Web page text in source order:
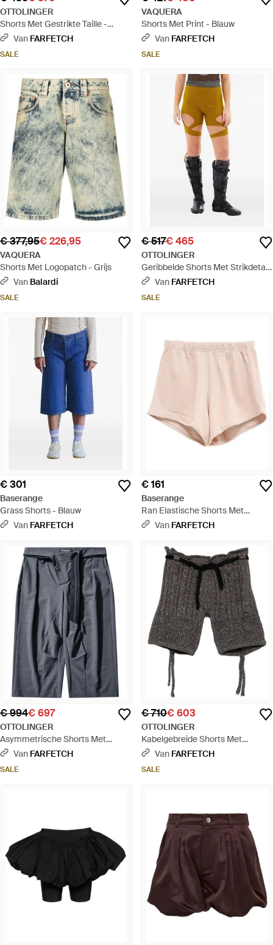
OTTOLINGER
Shorts Met Gestrikte Taille -
Blauw
Van FARFETCH
SALE
VAQUERA
Shorts Met Print - Blauw
Van FARFETCH
SALE
€ 377,95€ 226,95
VAQUERA
Shorts Met Logopatch - Grijs
Van Balardi
SALE
€ 517€ 465
OTTOLINGER
Geribbelde Shorts Met Strikdetail
- Geel
Van FARFETCH
SALE
€ 301
Baserange
Grass Shorts - Blauw
Van FARFETCH
€ 161
Baserange
Ran Elastische Shorts Met
Geribbelde Afwerking - Roze
Van FARFETCH
€ 994€ 697
OTTOLINGER
Asymmetrische Shorts Met
Bandjes - Grijs
Van FARFETCH
SALE
€ 710€ 603
OTTOLINGER
Kabelgebreide Shorts Met
Trekkoord - Grijs
Van FARFETCH
SALE